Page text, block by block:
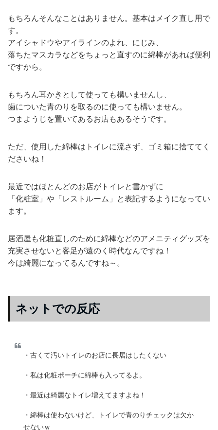
もちろんそんなことはありません。基本はメイク直し用で
す。
アイシャドウやアイラインのよれ、にじみ、
落ちたマスカラなどをちょっと直すのに綿棒があれば便利
ですから。
もちろん耳かきとして使っても構いませんし、
歯についた青のりを取るのに使っても構いません。
つまようじを置いてあるお店もあるそうです。
ただ、使用した綿棒はトイレに流さず、ゴミ箱に捨ててく
ださいね！
最近ではほとんどのお店がトイレと書かずに
「化粧室」や「レストルーム」と表記するようになってい
ます。
居酒屋も化粧直しのために綿棒などのアメニティグッズを
充実させないと客足が遠のく時代なんですね！
今は綺麗になってるんですね～。
ネットでの反応
・古くて汚いトイレのお店に長居はしたくない
・私は化粧ポーチに綿棒も入ってるよ。
・最近は綺麗なトイレ増えてますよね！
・綿棒は使わないけど、トイレで青のりチェックは欠か
せないｗ